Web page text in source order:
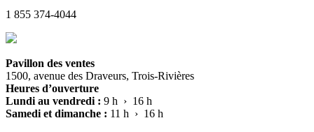
1 855 374-4044
Pavillon des ventes
1500, avenue des Draveurs, Trois-Rivières
Heures d’ouverture
Lundi au vendredi : 9 h › 16 h
Samedi et dimanche : 11 h › 16 h